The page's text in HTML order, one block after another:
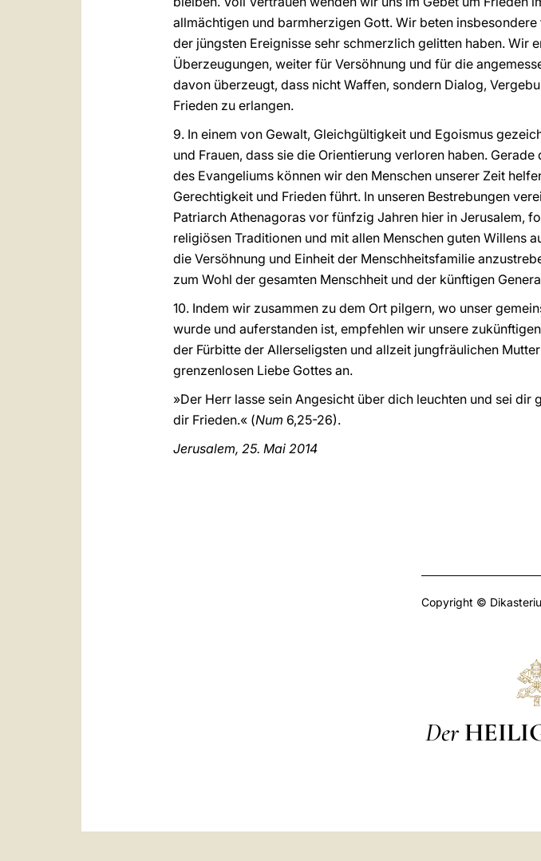
allmächtigen und barmherzigen Gott. Wir beten
der jüngsten Ereignisse sehr schmerzlich gelitten haben. Wir
Überzeugungen, weiter für Versöhnung und für die
davon überzeugt, dass nicht Waffen, sondern Dialog,
Frieden zu erlangen.
9. In einem von Gewalt, Gleichgültigkeit und Egoismus
und Frauen, dass sie die Orientierung verloren haben.
des Evangeliums können wir den Menschen unserer Zeit
Gerechtigkeit und Frieden führt. In unseren Bestrebungen
Patriarch Athenagoras vor fünfzig Jahren hier in Jerusalem,
religiösen Traditionen und mit allen Menschen guten Willens
die Versöhnung und Einheit der Menschheitsfamilie
zum Wohl der gesamten Menschheit und der künftigen
10. Indem wir zusammen zu dem Ort pilgern, wo unser
wurde und auferstanden ist, empfehlen wir unsere
der Fürbitte der Allerseligsten und allzeit jungfräulichen
grenzenlosen Liebe Gottes an.
»Der Herr lasse sein Angesicht über dich leuchten und sei
dir Frieden.« (Num 6,25-26).
Jerusalem, 25. Mai 2014
Copyright ©
Der